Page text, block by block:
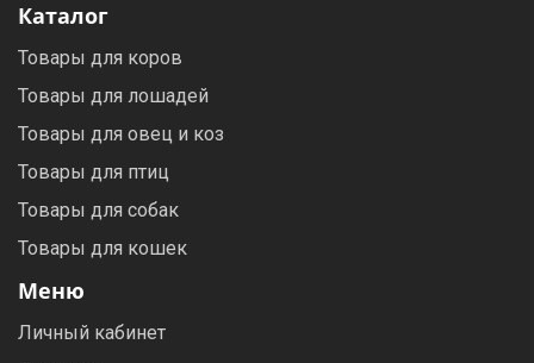
Каталог
Товары для коров
Товары для лошадей
Товары для овец и коз
Товары для птиц
Товары для собак
Товары для кошек
Меню
Личный кабинет